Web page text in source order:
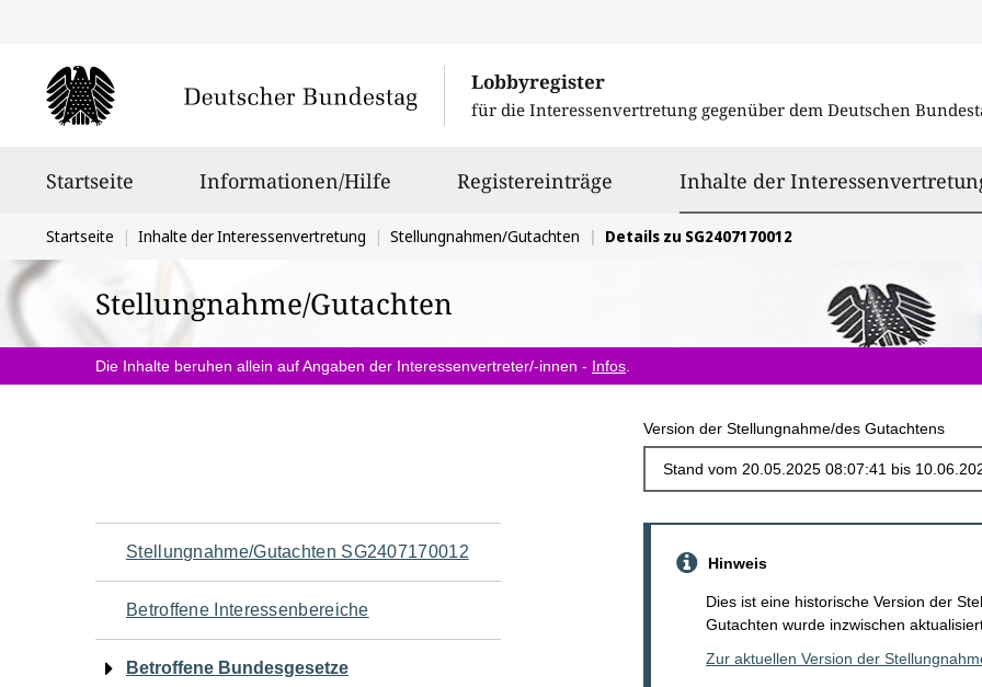
Lobbyregister
für die Interessenvertretung gegenüber dem Deutschen
Startseite Informationen/Hilfe Registereinträge Inhalte der
Sie
befinden
sich
hier:
Startseite Inhalte der Interessenvertretung Stellungnahmen/Gutachten Details zu SG2407170012
Stellungnahme/Gutachten
Die Inhalte beruhen allein auf Angaben der Interessenvertreter/-innen - Infos
Version der Stellungnahme/des Gutachtens
Navigation
für
den
Stellungnahme/Gutachten SG2407170012
Betroffene Interessenbereiche
Betroffene Bundesgesetze
Hinweis
Dies ist eine historische Version der
Gutachten wurde inzwischen
Zur aktuellen Version der